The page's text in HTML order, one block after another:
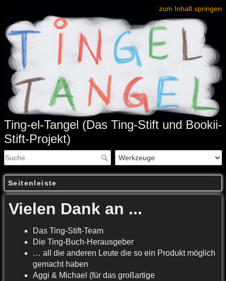
zum Inhalt springen
Ting-el-Tangel (Das Ting-Stift und Bookii-
Stift-Projekt)
Seitenleiste
Vielen Dank an ...
Das Ting-Stift-Team
Die Ting-Buch-Herausgeber
… all die anderen Leute die so ein Produkt möglich
gemacht haben
Aggi & Michael (für das großartige